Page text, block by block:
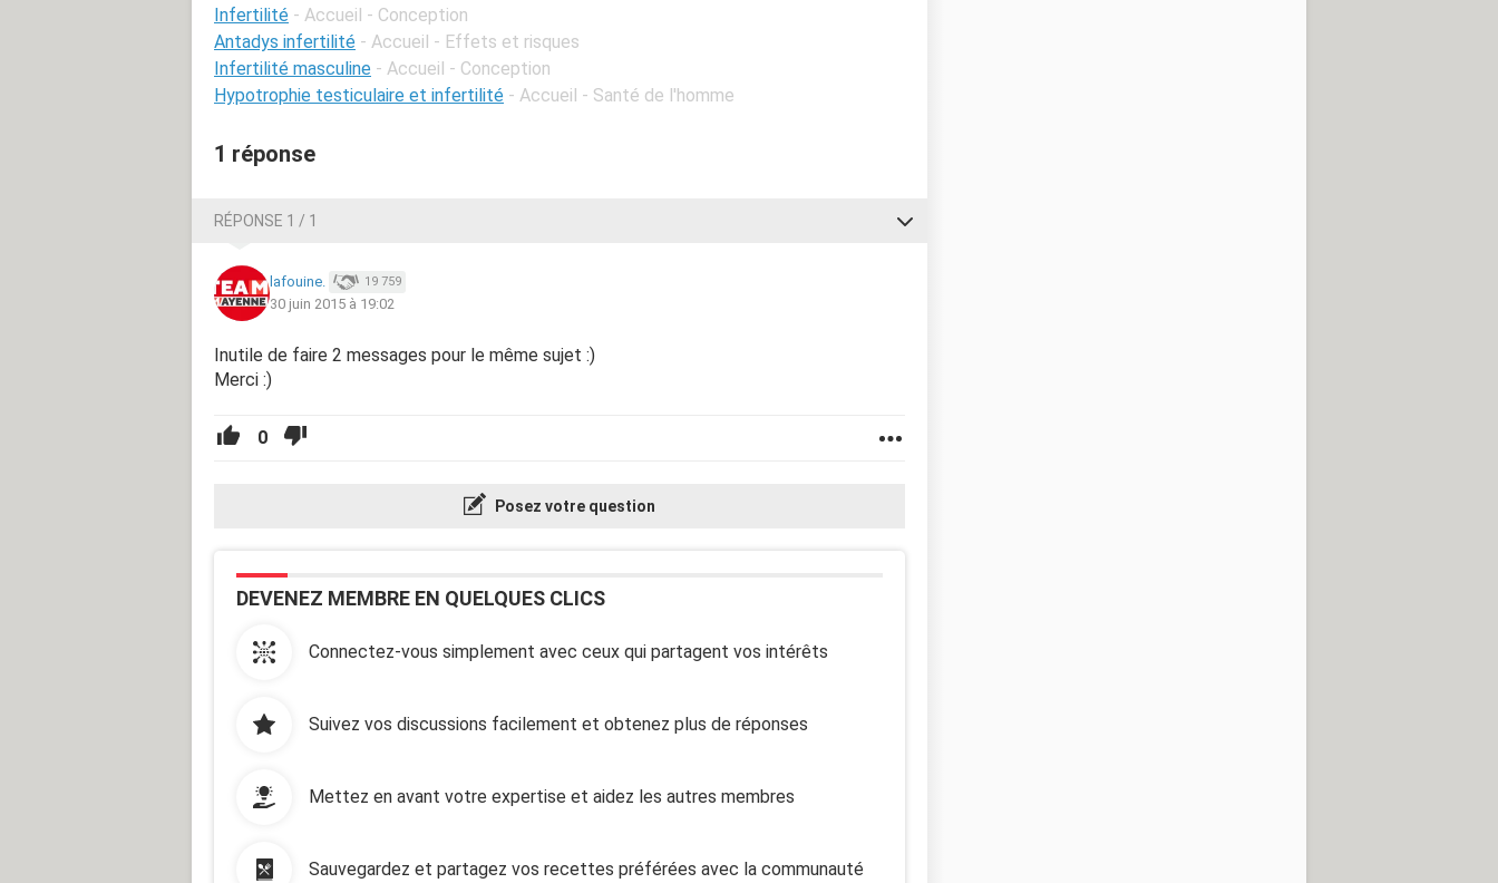
Infertilité - Accueil - Conception
Antadys infertilité - Accueil - Effets et risques
Infertilité masculine - Accueil - Conception
Hypotrophie testiculaire et infertilité - Accueil - Santé de l'homme
1 réponse
RÉPONSE 1 / 1
lafouine. 19 759
30 juin 2015 à 19:02
Inutile de faire 2 messages pour le même sujet :)
Merci :)
0
Posez votre question
DEVENEZ MEMBRE EN QUELQUES CLICS
Connectez-vous simplement avec ceux qui partagent vos intérêts
Suivez vos discussions facilement et obtenez plus de réponses
Mettez en avant votre expertise et aidez les autres membres
Sauvegardez et partagez vos recettes préférées avec la communauté